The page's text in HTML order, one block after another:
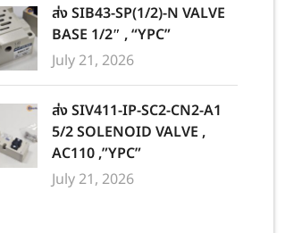
ส่ง SIB43-SP(1/2)-N VALVE
BASE 1/2″ , “YPC”
July 21, 2026
ส่ง SIV411-IP-SC2-CN2-A1
5/2 SOLENOID VALVE ,
AC110 ,”YPC”
July 21, 2026